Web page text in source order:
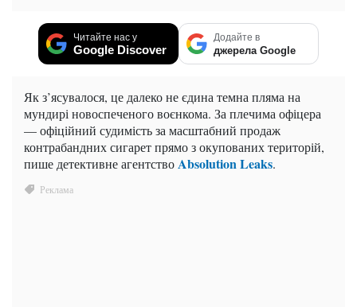
Читайте нас у
Google Discover
Додайте в
джерела Google
Як з’ясувалося, це далеко не єдина темна пляма на
мундирі новоспеченого воєнкома. За плечима офіцера
— офіційний судимість за масштабний продаж
контрабандних сигарет прямо з окупованих територій,
пише детективне агентствоAbsolution Leaks.